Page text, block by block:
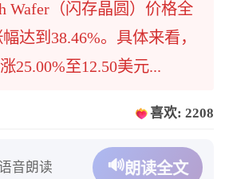
Wafer（闪存晶圆）价格全
达到38.46%。具体来看，
25.00%至12.50美元...
喜欢: 2208
音朗读 🔊朗读全文